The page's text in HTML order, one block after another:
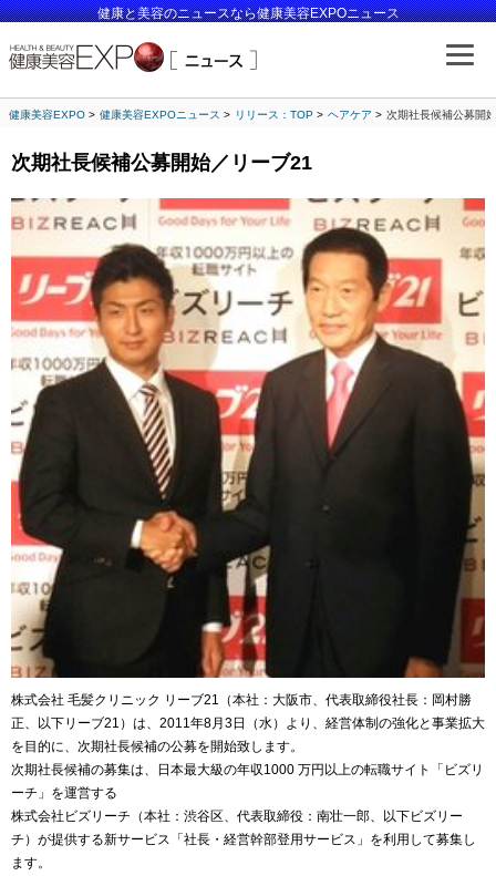
健康と美容のニュースなら健康美容EXPOニュース
健康美容EXPO 健康美容EXPOニュース リリース：TOP ヘアケア 次期社長候補公募開
次期社長候補公募開始／リーブ21
株式会社 毛髪クリニック リーブ21（本社：大阪市、代表取締役社長：岡村勝
正、以下リーブ21）は、2011年8月3日（水）より、経営体制の強化と事業拡大
を目的に、次期社長候補の公募を開始致します。
次期社長候補の募集は、日本最大級の年収1000 万円以上の転職サイト「ビズリ
ーチ」を運営する
株式会社ビズリーチ（本社：渋谷区、代表取締役：南壮一郎、以下ビズリー
チ）が提供する新サービス「社長・経営幹部登用サービス」を利用して募集し
ます。